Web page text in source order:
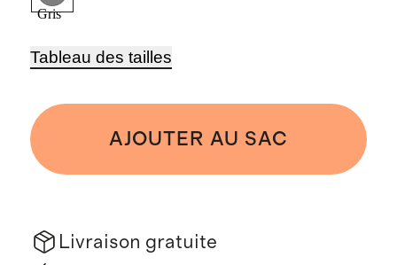
Gris
Tableau des tailles
AJOUTER AU SAC
Livraison gratuite